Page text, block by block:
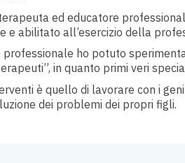
ed educatore
e abilitato all’esercizio della
ho potuto
in quanto primi veri
è quello di lavorare con i
dei problemi dei propri figli.